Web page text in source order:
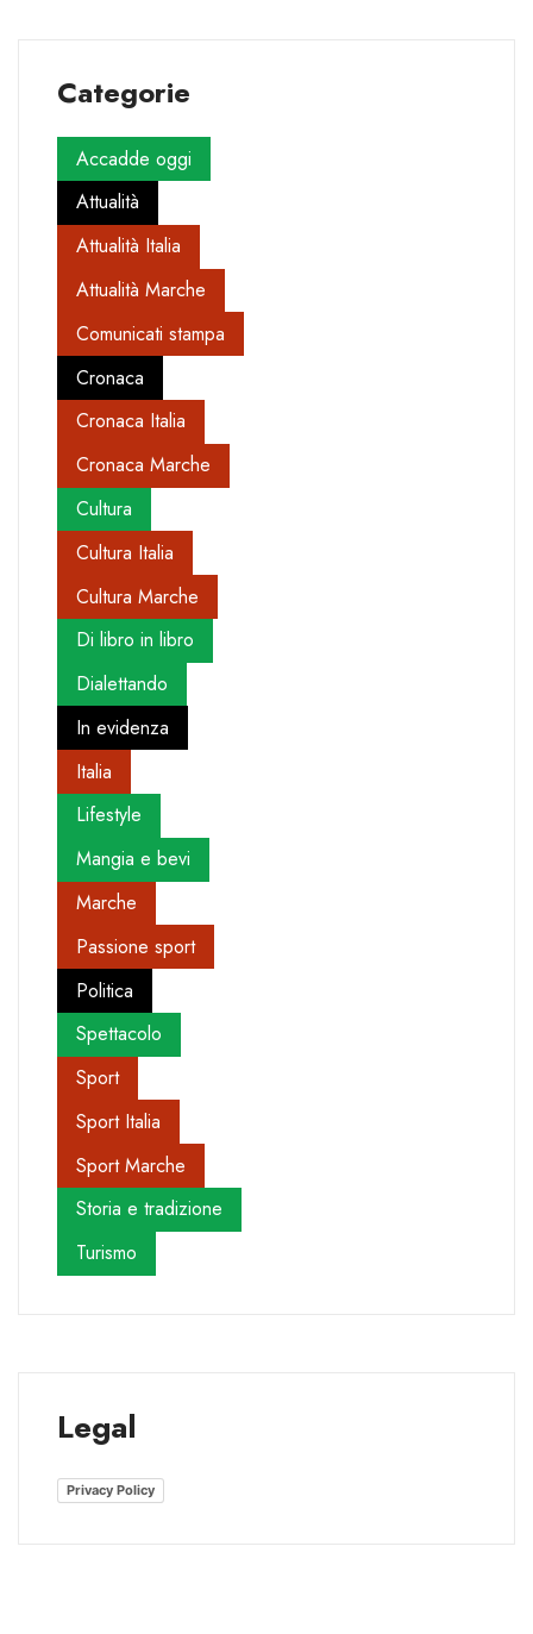
Categorie
Accadde oggi
Attualità
Attualità Italia
Attualità Marche
Comunicati stampa
Cronaca
Cronaca Italia
Cronaca Marche
Cultura
Cultura Italia
Cultura Marche
Di libro in libro
Dialettando
In evidenza
Italia
Lifestyle
Mangia e bevi
Marche
Passione sport
Politica
Spettacolo
Sport
Sport Italia
Sport Marche
Storia e tradizione
Turismo
Legal
Privacy Policy